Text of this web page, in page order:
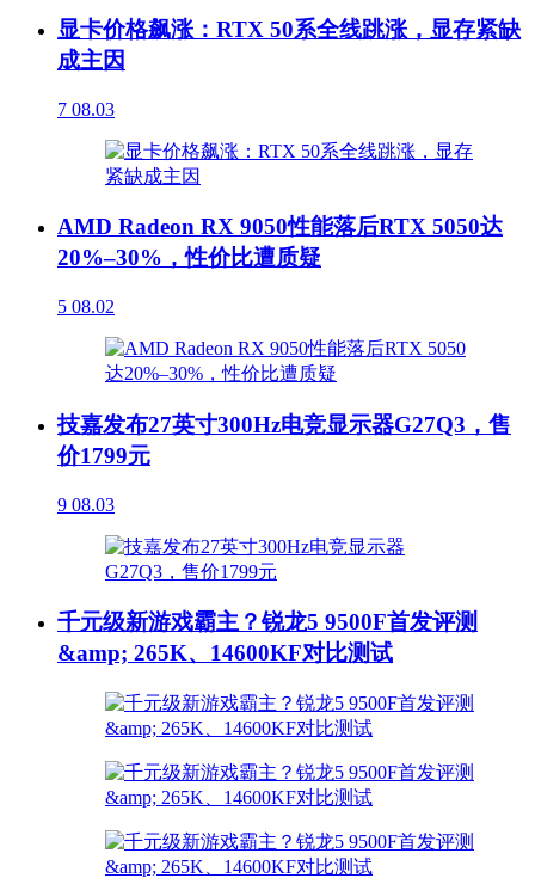
显卡价格飙涨：RTX 50系全线跳涨，显存紧缺
成主因
7 08.03
AMD Radeon RX 9050性能落后RTX 5050达
20%–30%，性价比遭质疑
5 08.02
技嘉发布27英寸300Hz电竞显示器G27Q3，售
价1799元
9 08.03
千元级新游戏霸主？锐龙5 9500F首发评测
&amp; 265K、14600KF对比测试